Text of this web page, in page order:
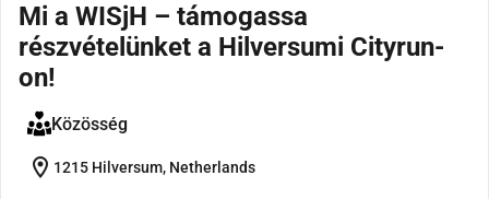
Mi a WISjH – támogassa
részvételünket a Hilversumi Cityrun-
on!
Közösség
location_on 1215 Hilversum, Netherlands